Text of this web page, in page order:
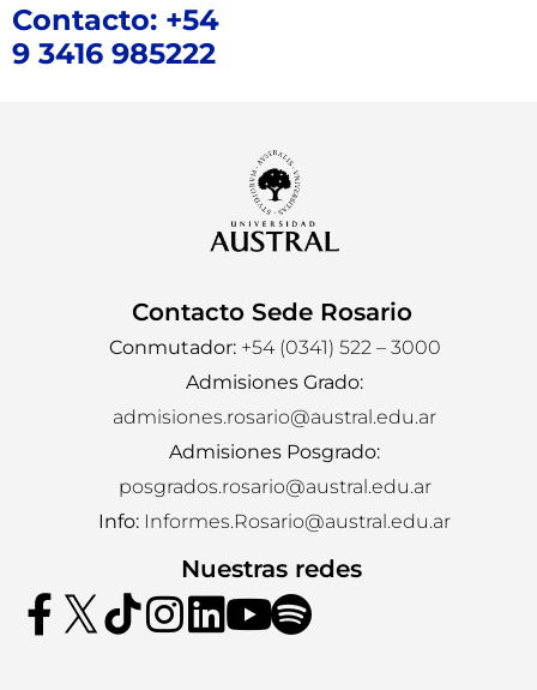
Contacto: +54
9 3416 985222
Contacto Sede Rosario
Conmutador:+54 (0341) 522 – 3000
Admisiones Grado:
admisiones.rosario@austral.edu.ar
Admisiones Posgrado:
posgrados.rosario@austral.edu.ar
Info: Informes.Rosario@austral.edu.ar
Nuestras redes